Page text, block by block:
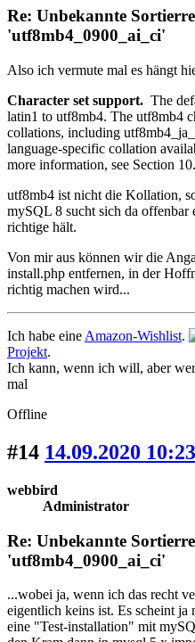
Re: Unbekannte
'utf8mb4_0900_ai_ci'
Also ich vermute mal es hängt
Character set support. The
latin1 to utf8mb4. The utf8mb4
collations, including
language-specific collation
more information, see Section
utf8mb4 ist nicht die Kollation,
mySQL 8 sucht sich da
richtige hält.
Von mir aus können wir die
install.php entfernen, in der
richtig machen wird...
Ich habe eine Amazon-Wishlist.
Projekt.
Ich kann, wenn ich will, aber
mal
Offline
#14 14.09.2020
webbird
Administrator
Re: Unbekannte
'utf8mb4_0900_ai_ci'
...wobei ja, wenn ich das recht
eigentlich keins ist. Es scheint ja
eine "Test-installation" mit